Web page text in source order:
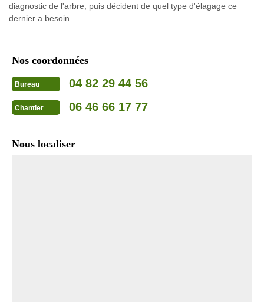
diagnostic de l'arbre, puis décident de quel type d'élagage ce
dernier a besoin.
Nos coordonnées
Bureau 04 82 29 44 56
Chantier 06 46 66 17 77
Nous localiser